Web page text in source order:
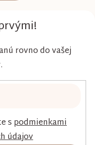
rovno do vašej
s podmienkami
údajov